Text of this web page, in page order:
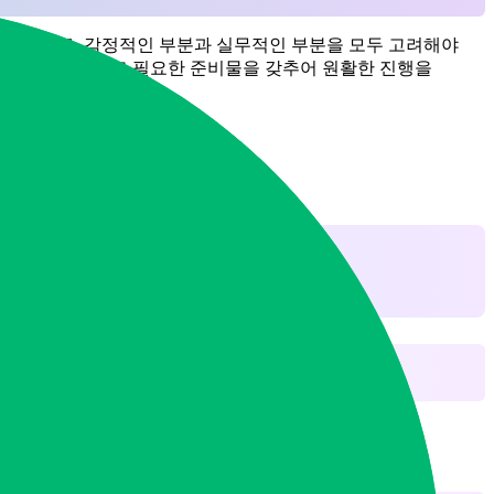
정으로, 감정적인 부분과 실무적인 부분을 모두 고려해야
절차를 따르고 필요한 준비물을 갖추어 원활한 진행을